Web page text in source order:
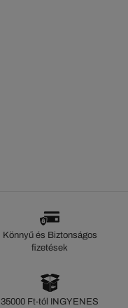
Könnyű és Biztonságos
fizetések
35000 Ft-tól INGYENES